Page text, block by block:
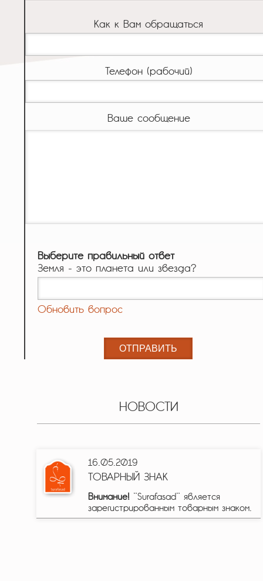
Как к Вам обращаться
Телефон (рабочий)
Ваше сообщение
Выберите правильный ответ
Земля - это планета или звезда?
Обновить вопрос
НОВОСТИ
16.05.2019
ТОВАРНЫЙ ЗНАК
Внимание! "Surafasad" является
зарегистрированным товарным знаком.